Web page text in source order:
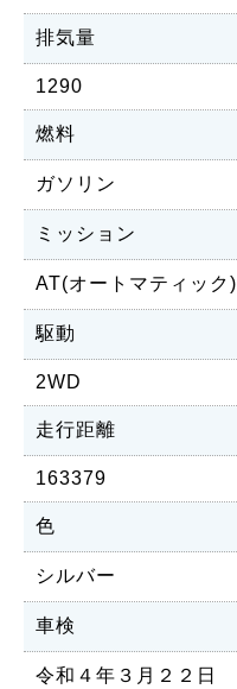
排気量
1290
燃料
ガソリン
ミッション
AT(オートマティック)
駆動
2WD
走行距離
163379
色
シルバー
車検
令和４年３月２２日